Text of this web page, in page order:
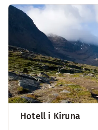
Hotell i Kiruna